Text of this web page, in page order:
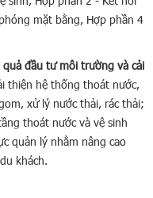
mặt bằng, Hợp phần 4
đầu tư môi trường và cải
thiện hệ thống thoát nước,
xử lý nước thải, rác thải;
thoát nước và vệ sinh
quản lý nhằm nâng cao
khách.